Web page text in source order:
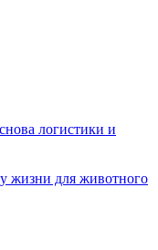
логистики и
жизни для животного